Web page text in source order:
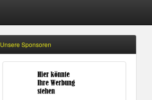
Unsere Sponsoren